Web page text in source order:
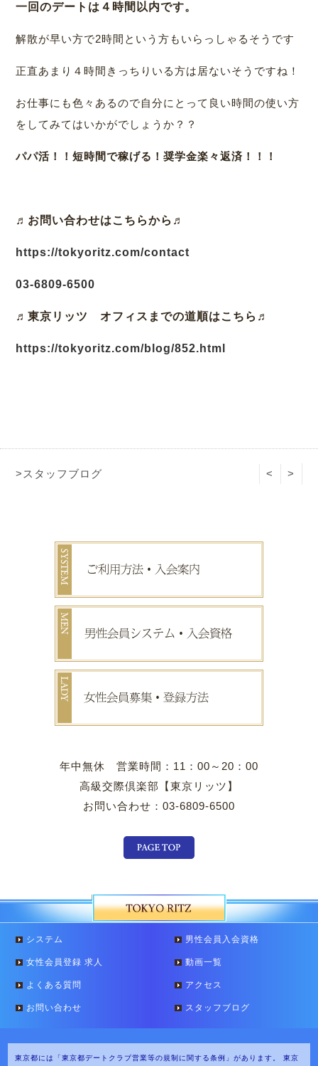
一回のデートは４時間以内です。
解散が早い方で2時間という方もいらっしゃるそうです
正直あまり４時間きっちりいる方は居ないそうですね！
お仕事にも色々あるので自分にとって良い時間の使い方
をしてみてはいかがでしょうか？？
パパ活！！短時間で稼げる！奨学金楽々返済！！！
♬お問い合わせはこちらから♬
https://tokyoritz.com/contact
03-6809-6500
♬東京リッツ オフィスまでの道順はこちら♬
https://tokyoritz.com/blog/852.html
>スタッフブログ < >
年中無休 営業時間：11：00～20：00
高級交際倶楽部【東京リッツ】
お問い合わせ：03-6809-6500
システム 男性会員入会資格
女性会員登録 求人 動画一覧
よくある質問 アクセス
お問い合わせ スタッフブログ
東京都には「東京都デートクラブ営業等の規制に関する条例」があります。 東京